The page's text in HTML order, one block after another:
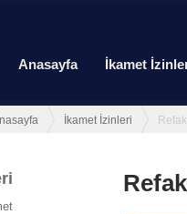
Anasayfa İkamet
İkamet İzinleri